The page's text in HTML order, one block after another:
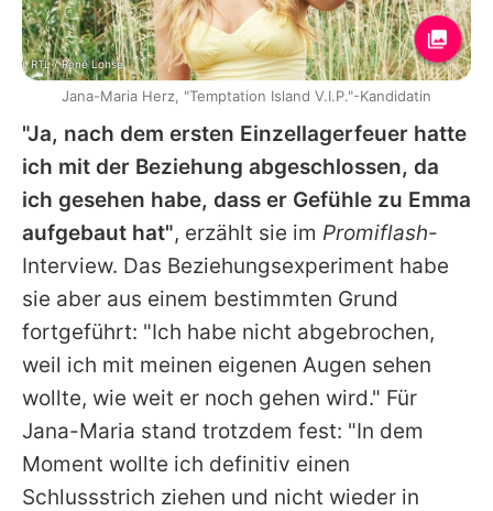
"Ja, nach dem ersten Einzellagerfeuer hatte
ich mit der Beziehung abgeschlossen, da
ich gesehen habe, dass er Gefühle zu Emma
aufgebaut hat", erzählt sie im Promiflash-
Interview. Das Beziehungsexperiment habe
sie aber aus einem bestimmten Grund
fortgeführt: "Ich habe nicht abgebrochen,
weil ich mit meinen eigenen Augen sehen
wollte, wie weit er noch gehen wird." Für
Jana-Maria stand trotzdem fest: "In dem
Moment wollte ich definitiv einen
Schlussstrich ziehen und nicht wieder in
RTL / René Lohse
Jana-Maria Herz, "Temptation Island V.I.P."-Kandidatin